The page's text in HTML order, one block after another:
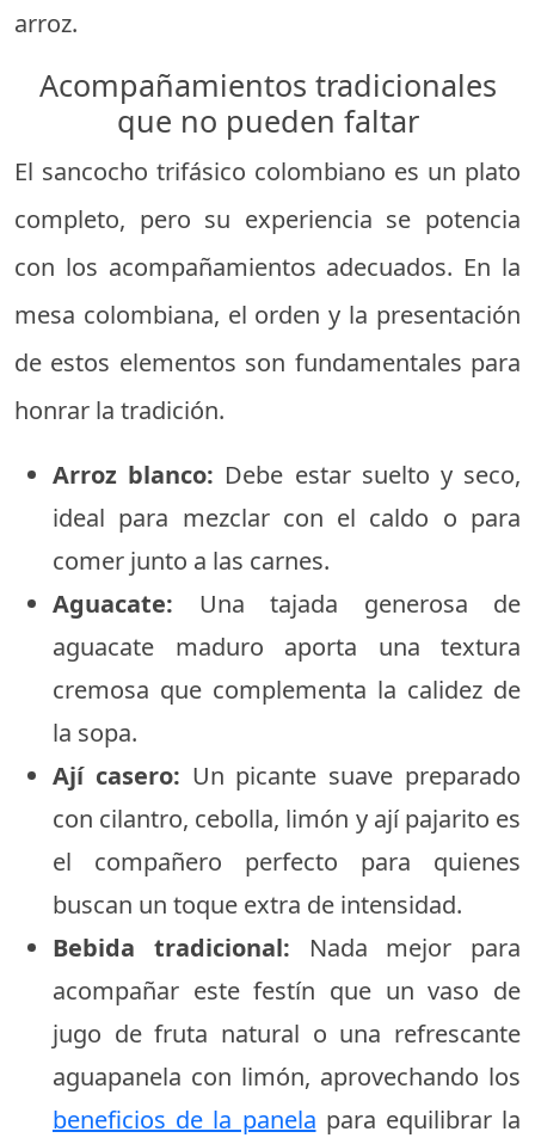
arroz.
Acompañamientos tradicionales
que no pueden faltar
El sancocho trifásico colombiano es un plato
completo, pero su experiencia se potencia
con los acompañamientos adecuados. En la
mesa colombiana, el orden y la presentación
de estos elementos son fundamentales para
honrar la tradición.
Arroz blanco: Debe estar suelto y seco,
ideal para mezclar con el caldo o para
comer junto a las carnes.
Aguacate: Una tajada generosa de
aguacate maduro aporta una textura
cremosa que complementa la calidez de
la sopa.
Ají casero: Un picante suave preparado
con cilantro, cebolla, limón y ají pajarito es
el compañero perfecto para quienes
buscan un toque extra de intensidad.
Bebida tradicional: Nada mejor para
acompañar este festín que un vaso de
jugo de fruta natural o una refrescante
aguapanela con limón, aprovechando los
beneficios de la panela para equilibrar la